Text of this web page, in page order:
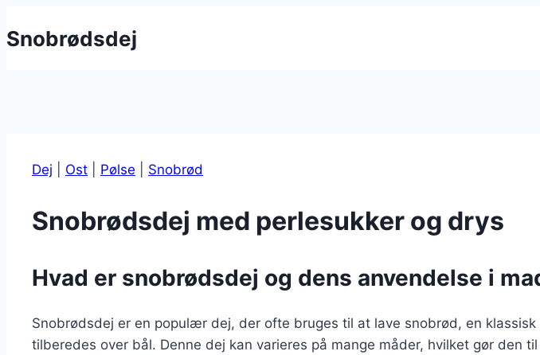
til
Snobrødsdej
Dej Ost Pølse Snobrød
Snobrødsdej med perlesukker og drys
Hvad er snobrødsdej og dens anvendelse i
Snobrødsdej er en populær dej, der ofte bruges til at lave snobrød, en klassisk
tilberedes over bål. Denne dej kan varieres på mange måder, hvilket gør den